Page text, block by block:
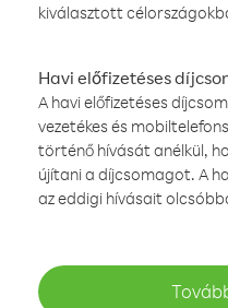
kiválasztott
Havi előfizetéses
A havi előfizetéses
vezetékes és
történő hívását anélkül,
újítani a díjcsomagot. A
az eddigi hívásait